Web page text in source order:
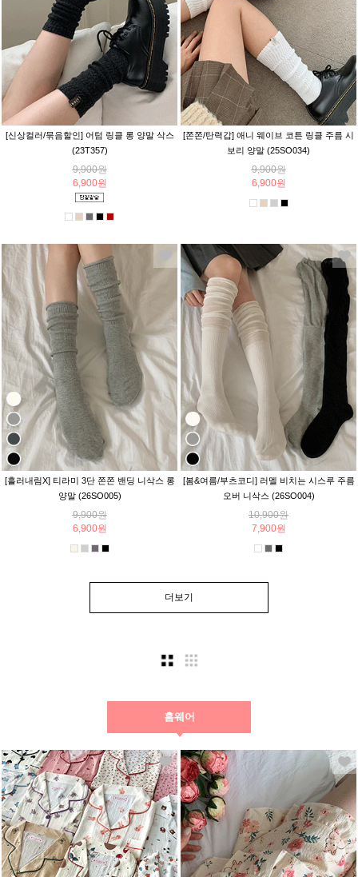
[신상컬러/묶음할인] 어텀 링클 롱 양말 삭스
(23T357)
9,900원
6,900원
[쫀쫀/탄력갑] 애니 웨이브 코튼 링클 주름 시
보리 양말 (25SO034)
9,900원
6,900원
[흘러내림X] 티라미 3단 쫀쫀 밴딩 니삭스 롱
양말 (26SO005)
9,900원
6,900원
[봄&여름/부츠코디] 러멜 비치는 시스루 주름
오버 니삭스 (26SO004)
10,900원
7,900원
더보기
홈웨어